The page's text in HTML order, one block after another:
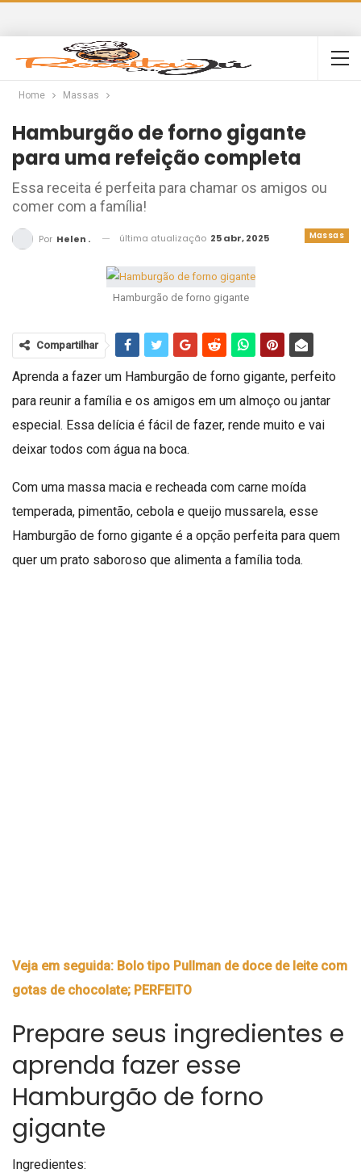
Home Massas
Hamburgão de forno gigante
para uma refeição completa
Essa receita é perfeita para chamar os amigos ou
comer com a família!
Massas
Por Helen . última atualização 25 abr, 2025
Hamburgão de forno gigante
Compartilhar
Aprenda a fazer um Hamburgão de forno gigante, perfeito
para reunir a família e os amigos em um almoço ou jantar
especial. Essa delícia é fácil de fazer, rende muito e vai
deixar todos com água na boca.
Com uma massa macia e recheada com carne moída
temperada, pimentão, cebola e queijo mussarela, esse
Hamburgão de forno gigante é a opção perfeita para quem
quer um prato saboroso que alimenta a família toda.
Veja em seguida: Bolo tipo Pullman de doce de leite com
gotas de chocolate; PERFEITO
Prepare seus ingredientes e
aprenda fazer esse
Hamburgão de forno
gigante
Ingredientes: